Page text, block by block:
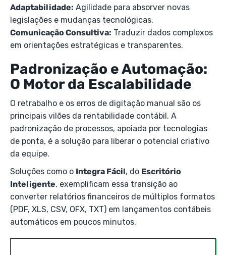
Adaptabilidade: Agilidade para absorver novas
legislações e mudanças tecnológicas.
Comunicação Consultiva: Traduzir dados complexos
em orientações estratégicas e transparentes.
Padronização e Automação:
O Motor da Escalabilidade
O retrabalho e os erros de digitação manual são os
principais vilões da rentabilidade contábil. A
padronização de processos, apoiada por tecnologias
de ponta, é a solução para liberar o potencial criativo
da equipe.
Soluções como o Integra Fácil, do Escritório
Inteligente, exemplificam essa transição ao
converter relatórios financeiros de múltiplos formatos
(PDF, XLS, CSV, OFX, TXT) em lançamentos contábeis
automáticos em poucos minutos.